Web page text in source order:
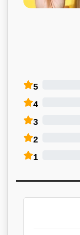
5
4
3
2
1